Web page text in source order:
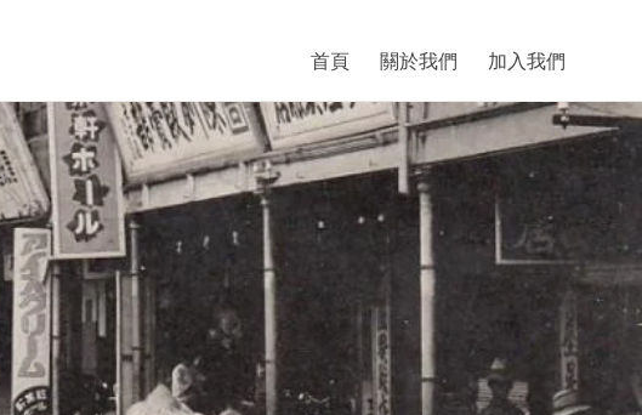
首頁 關於我們 加入我們